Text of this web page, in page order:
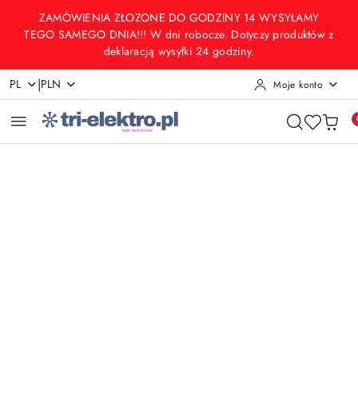
Przejdź do treści głównej
Przejdź do wyszukiwarki
Przejdź do moje konto
Przejdź do menu głównego
Przejdź do opisu produktu
Przejdź do stopki
ZAMÓWIENIA ZŁOZONE DO GODZINY 14 WYSYŁAMY
TEGO SAMEGO DNIA!!! W dni robocze. Dotyczy produktów z
deklaracją wysyłki 24 godziny.
PL |PLN Moje konto